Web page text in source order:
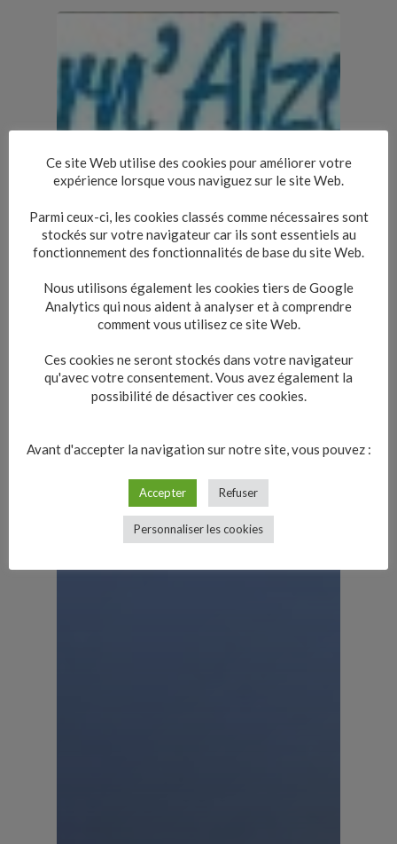
Ce site Web utilise des cookies pour améliorer votre
expérience lorsque vous naviguez sur le site Web.
Parmi ceux-ci, les cookies classés comme nécessaires sont
stockés sur votre navigateur car ils sont essentiels au
fonctionnement des fonctionnalités de base du site Web.
Nous utilisons également les cookies tiers de Google
Analytics qui nous aident à analyser et à comprendre
comment vous utilisez ce site Web.
Ces cookies ne seront stockés dans votre navigateur
qu'avec votre consentement. Vous avez également la
possibilité de désactiver ces cookies.
Avant d'accepter la navigation sur notre site, vous pouvez :
Accepter Refuser
Personnaliser les cookies